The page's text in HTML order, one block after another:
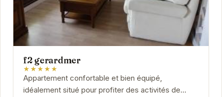
f2 gerardmer
★★★★★
Appartement confortable et bien équipé,
idéalement situé pour profiter des activités de